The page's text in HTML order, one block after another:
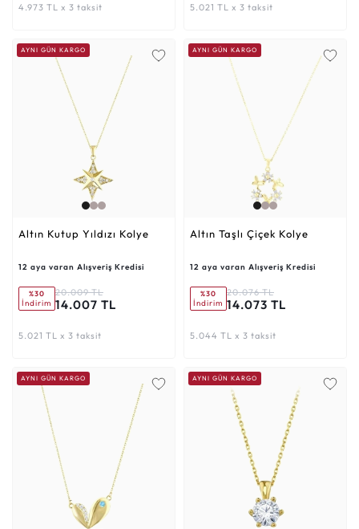
4.973 TL x 3 taksit 5.021 TL x 3 taksit
AYNI GÜN KARGO
Altın Kutup Yıldızı Kolye
12 aya varan Alışveriş Kredisi
%30
İndirim
20.009 TL
14.007 TL
5.021 TL x 3 taksit
AYNI GÜN KARGO
Altın Taşlı Çiçek Kolye
12 aya varan Alışveriş Kredisi
%30
İndirim
20.076 TL
14.073 TL
5.044 TL x 3 taksit
AYNI GÜN KARGO AYNI GÜN KARGO